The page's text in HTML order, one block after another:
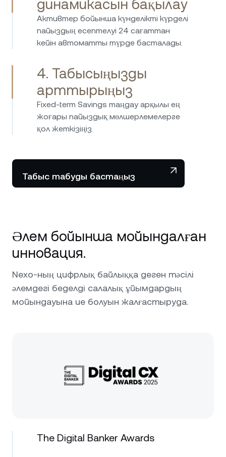
деңгейі жоғары. Таңдауға
қанағаттанушылық жоғары.
динамикасын бақылау
Активтер бойынша күнделікті күрделі
пайыздың есептелуі 24 сағаттан
кейін автоматты түрде басталады.
4. Табысыңызды
арттырыңыз
Fixed-term Savings таңдау арқылы ең
жоғары пайыздық мөлшерлемелерге
қол жеткізіңіз.
Табыс табуды бастаңыз
Әлем бойынша мойындалған
инновация.
Nexo-ның цифрлық байлыққа деген тәсілі
әлемдегі беделді салалық ұйымдардың
мойындауына ие болуын жалғастыруда.
The Digital Banker Awards